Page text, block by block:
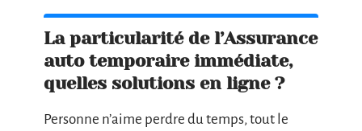
La particularité de l’Assurance
auto temporaire immédiate,
quelles solutions en ligne ?
Personne n’aime perdre du temps, tout le